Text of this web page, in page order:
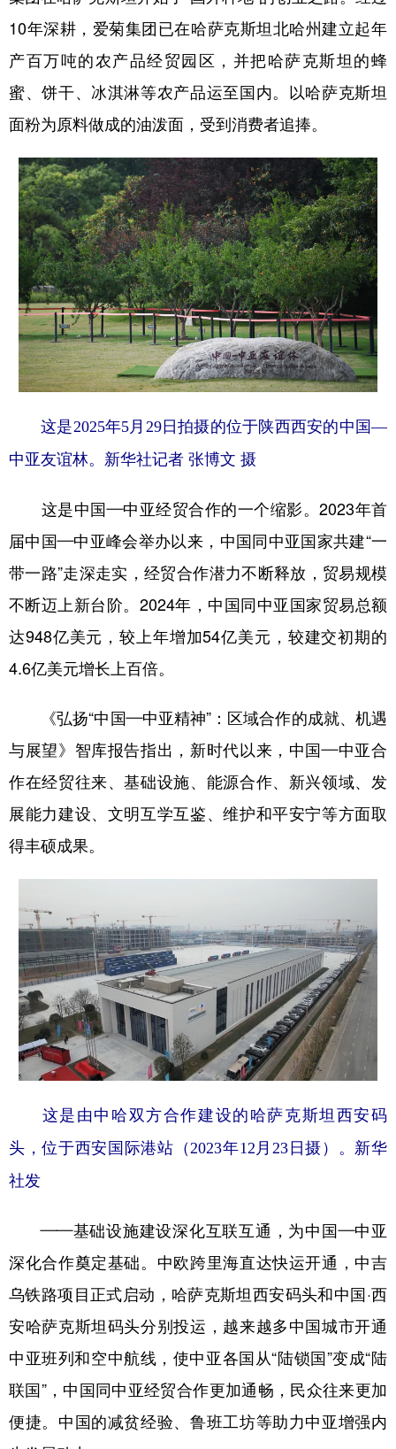
10年深耕，爱菊集团已在哈萨克斯坦北哈州建立起年
产百万吨的农产品经贸园区，并把哈萨克斯坦的蜂
蜜、饼干、冰淇淋等农产品运至国内。以哈萨克斯坦
面粉为原料做成的油泼面，受到消费者追捧。
这是2025年5月29日拍摄的位于陕西西安的中国—
中亚友谊林。新华社记者 张博文 摄
这是中国—中亚经贸合作的一个缩影。2023年首
届中国—中亚峰会举办以来，中国同中亚国家共建“一
带一路”走深走实，经贸合作潜力不断释放，贸易规模
不断迈上新台阶。2024年，中国同中亚国家贸易总额
达948亿美元，较上年增加54亿美元，较建交初期的
4.6亿美元增长上百倍。
《弘扬“中国—中亚精神”：区域合作的成就、机遇
与展望》智库报告指出，新时代以来，中国—中亚合
作在经贸往来、基础设施、能源合作、新兴领域、发
展能力建设、文明互学互鉴、维护和平安宁等方面取
得丰硕成果。
这是由中哈双方合作建设的哈萨克斯坦西安码
头，位于西安国际港站（2023年12月23日摄）。新华
社发
——基础设施建设深化互联互通，为中国—中亚
深化合作奠定基础。中欧跨里海直达快运开通，中吉
乌铁路项目正式启动，哈萨克斯坦西安码头和中国·西
安哈萨克斯坦码头分别投运，越来越多中国城市开通
中亚班列和空中航线，使中亚各国从“陆锁国”变成“陆
联国”，中国同中亚经贸合作更加通畅，民众往来更加
便捷。中国的减贫经验、鲁班工坊等助力中亚增强内